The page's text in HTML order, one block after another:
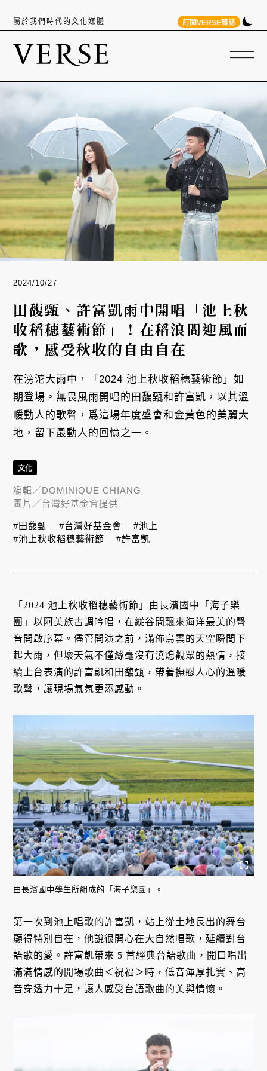
屬於我們時代的文化媒體 訂閱VERSE雜誌
2024/10/27
田馥甄、許富凱雨中開唱「池上秋
收稻穗藝術節」！在稻浪間迎風而
歌，感受秋收的自由自在
在滂沱大雨中，「2024 池上秋收稻穗藝術節」如
期登場。無畏風雨開唱的田馥甄和許富凱，以其溫
暖動人的歌聲，爲這場年度盛會和金黃色的美麗大
地，留下最動人的回憶之一。
「2024 池上秋收稻穗藝術節」由長濱國中「海子樂
團」以阿美族古調吟唱，在縱谷間飄來海洋最美的聲
音開啟序幕。儘管開演之前，滿佈烏雲的天空瞬間下
起大雨，但壞天氣不僅絲毫沒有澆熄觀眾的熱情，接
續上台表演的許富凱和田馥甄，帶著撫慰人心的溫暖
歌聲，讓現場氣氛更添感動。
由長濱國中學生所組成的「海子樂團」。
第一次到池上唱歌的許富凱，站上從土地長出的舞台
顯得特別自在，他說很開心在大自然唱歌，延續對台
語歌的愛。許富凱帶來 5 首經典台語歌曲，開口唱出
滿滿情感的開場歌曲＜祝福＞時，低音渾厚扎實、高
音穿透力十足，讓人感受台語歌曲的美與情懷。
文化
編輯／DOMINIQUE CHIANG
圖片／台灣好基金會提供
#田馥甄 #台灣好基金會
#池上
#池上秋收稻穗藝術節
#許富凱